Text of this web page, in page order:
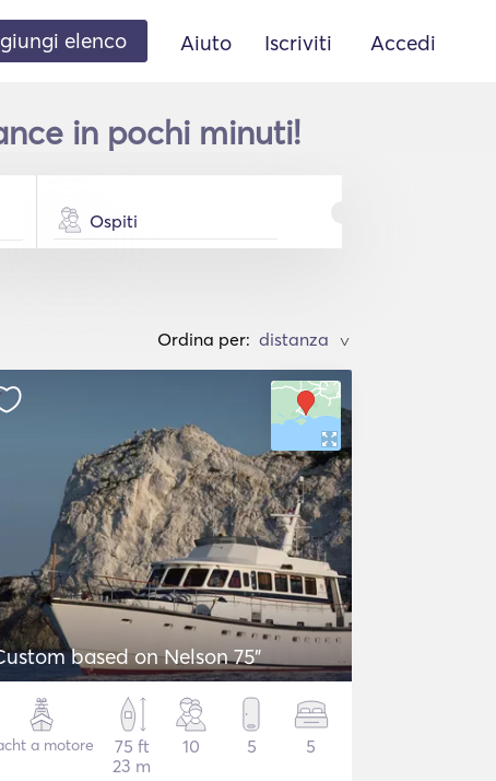
elenco Aiuto Iscriviti Accedi
in pochi minuti!
Ospiti
Ordina per: >
based on Nelson 75"
a motore
75 ft
23 m
10 5 5